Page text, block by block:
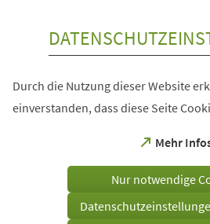
Durch die Nutzung dieser Website
einverstanden, dass diese Seite
Mehr
(Öffnet
einem
Tab)
Nur notwendige